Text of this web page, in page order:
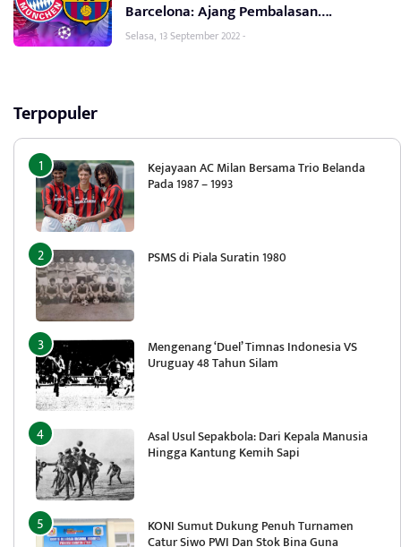
Barcelona: Ajang Pembalasan….
Selasa, 13 September 2022 -
Terpopuler
Kejayaan AC Milan Bersama Trio Belanda
Pada 1987 – 1993
PSMS di Piala Suratin 1980
Mengenang ‘Duel’ Timnas Indonesia VS
Uruguay 48 Tahun Silam
Asal Usul Sepakbola: Dari Kepala Manusia
Hingga Kantung Kemih Sapi
KONI Sumut Dukung Penuh Turnamen
Catur Siwo PWI Dan Stok Bina Guna